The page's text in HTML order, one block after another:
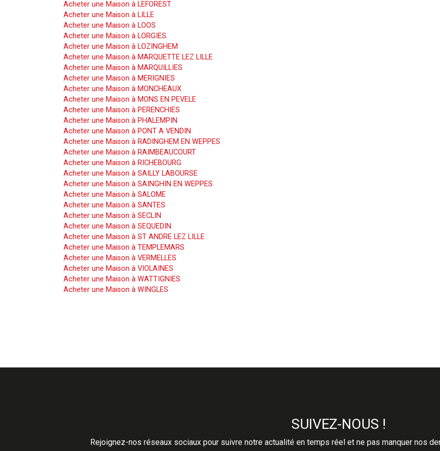
Acheter une Maison à LEFOREST
Acheter une Maison à LILLE
Acheter une Maison à LOOS
Acheter une Maison à LORGIES
Acheter une Maison à LOZINGHEM
Acheter une Maison à MARQUETTE LEZ LILLE
Acheter une Maison à MARQUILLIES
Acheter une Maison à MERIGNIES
Acheter une Maison à MONCHEAUX
Acheter une Maison à MONS EN PEVELE
Acheter une Maison à PERENCHIES
Acheter une Maison à PHALEMPIN
Acheter une Maison à PONT A VENDIN
Acheter une Maison à RADINGHEM EN WEPPES
Acheter une Maison à RAIMBEAUCOURT
Acheter une Maison à RICHEBOURG
Acheter une Maison à SAILLY LABOURSE
Acheter une Maison à SAINGHIN EN WEPPES
Acheter une Maison à SALOME
Acheter une Maison à SANTES
Acheter une Maison à SECLIN
Acheter une Maison à SEQUEDIN
Acheter une Maison à ST ANDRE LEZ LILLE
Acheter une Maison à TEMPLEMARS
Acheter une Maison à VERMELLES
Acheter une Maison à VIOLAINES
Acheter une Maison à WATTIGNIES
Acheter une Maison à WINGLES
SUIVEZ-NOUS !
Rejoignez-nos réseaux sociaux pour suivre notre actualité en temps réel et ne pas manquer nos